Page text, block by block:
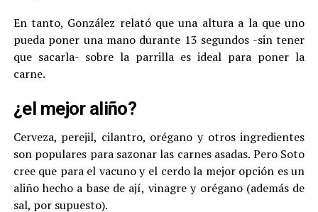
En tanto, González relató que una altura a la que uno
pueda poner una mano durante 13 segundos -sin tener
que sacarla- sobre la parrilla es ideal para poner la
carne.
¿el mejor aliño?
Cerveza, perejil, cilantro, orégano y otros ingredientes
son populares para sazonar las carnes asadas. Pero Soto
cree que para el vacuno y el cerdo la mejor opción es un
aliño hecho a base de ají, vinagre y orégano (además de
sal, por supuesto).